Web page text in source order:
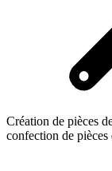
Création de pièces
confection de pièces